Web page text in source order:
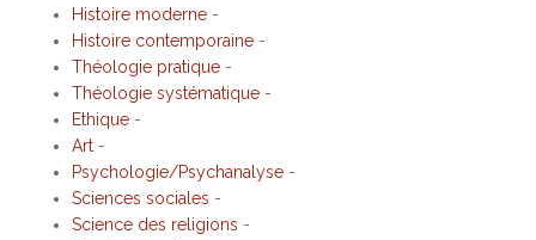
Histoire moderne -
Histoire contemporaine -
Théologie pratique -
Théologie systématique -
Ethique -
Art -
Psychologie/Psychanalyse -
Sciences sociales -
Science des religions -